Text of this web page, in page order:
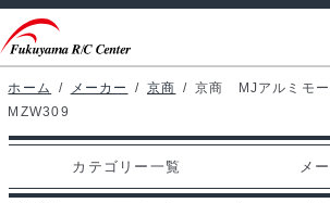
ビ
ゲ
ー
シ
ン
テ
ン
ツ
ホームページ
マイアカウント
カート
ホーム / メーカー / 京商 / 京商 MJアルミモ
MZW309
カテゴリー一覧 メ